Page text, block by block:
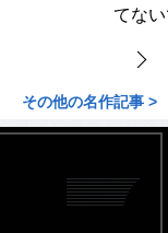
てな
その他の名作記事 >